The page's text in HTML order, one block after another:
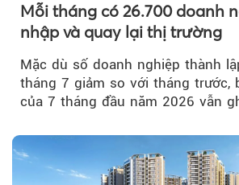
Mỗi tháng có 26.700 doanh
nhập và quay lại thị trường
Mặc dù số doanh nghiệp thành
tháng 7 giảm so với tháng trước,
của 7 tháng đầu năm 2026 vẫn